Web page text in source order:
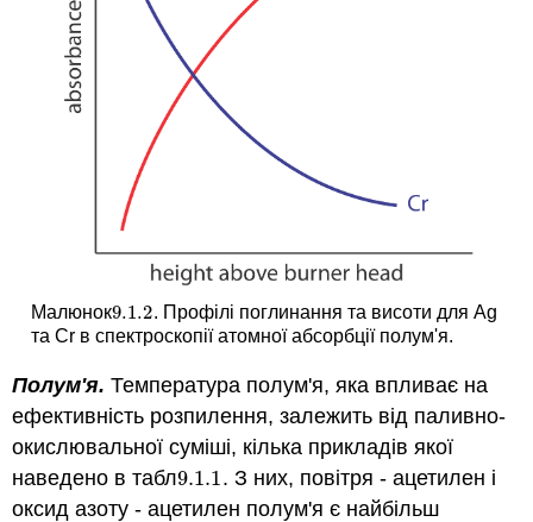
Малюнок9.1.2
9.1.2. Профілі поглинання та висоти для Ag
та Cr в спектроскопії атомної абсорбції полум'я.
Полум'я.Температура полум'я, яка впливає на
ефективність розпилення, залежить від паливно-
окислювальної суміші, кілька прикладів якої
наведено в табл9.1.1
9.1.1. З них, повітря - ацетилен і
оксид азоту - ацетилен полум'я є найбільш